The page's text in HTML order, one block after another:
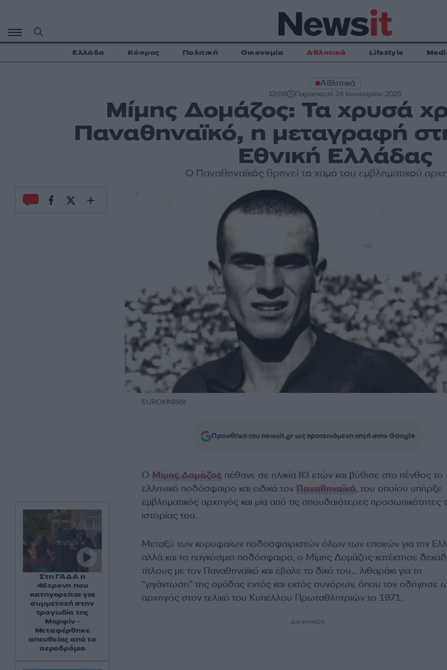
περιεχόμενο
Ελλάδα Κόσμος Πολιτική Οικονομία Αθλητικά Lifestyle
Αθλητικά
12:08 Παρασκευή 24 Ιανουαρίου 2025
Μίμης Δομάζος: Τα χρυσά
Παναθηναϊκό, η μεταγραφή
Εθνική Ελλάδας
Ο Παναθηναϊκός θρηνεί το χαμό του εμβληματικού
EUROKINISSI
Προσθήκη του newsit.gr ως προτεινόμενη πηγή στην Google
Ο Μίμης Δομάζος πέθανε σε ηλικία 83 ετών και βύθισε στο πένθος το
ελληνικό ποδόσφαιρο και ειδικά τον Παναθηναϊκό, του οποίου υπήρξε
εμβληματικός αρχηγός και μία από τις σπουδαιότερες προσωπικότητες
ιστορίας του.
Μεταξύ των κορυφαίων ποδοσφαιριστών όλων των εποχών για την
αλλά και το παγκόσμιο ποδόσφαιρο, ο Μίμης Δομάζος κατέκτησε
τίτλους με τον Παναθηναϊκό και έβαλε το δικό του… λιθαράκι για τη
“γιγάντωση” της ομάδας εντός και εκτός συνόρων, όπου τον οδήγησε
αρχηγός στον τελικό του Κυπέλλου Πρωταθλητριών το 1971.
ΔΙΑΦΗΜΙΣΗ
Στη ΓΑΔΑ η
46χρονη που
κατηγορείται για
συμμετοχή στην
τραγωδία της
Μαρφίν -
Μεταφέρθηκε
απευθείας από το
αεροδρόμιο